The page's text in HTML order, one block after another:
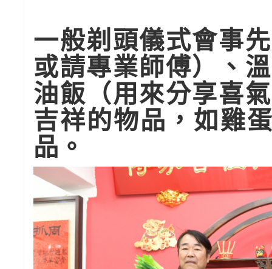
一般剃頭儀式會事
或請專業師傅）、
油飯（用來分享喜
吉祥的物品，如雞
品。